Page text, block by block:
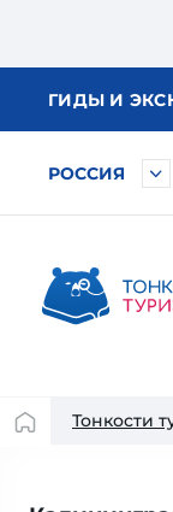
ГИДЫ И
РОССИЯ
Тонкости